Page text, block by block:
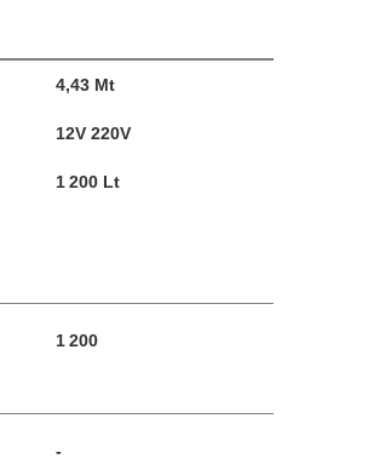
4,43 Mt
12V 220V
1 200 Lt
1 200
-